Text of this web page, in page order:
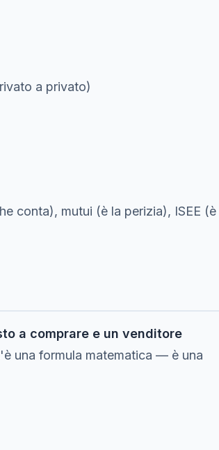
a privato)
conta), mutui (è la perizia), ISEE (è
a comprare e un venditore
una formula matematica — è una